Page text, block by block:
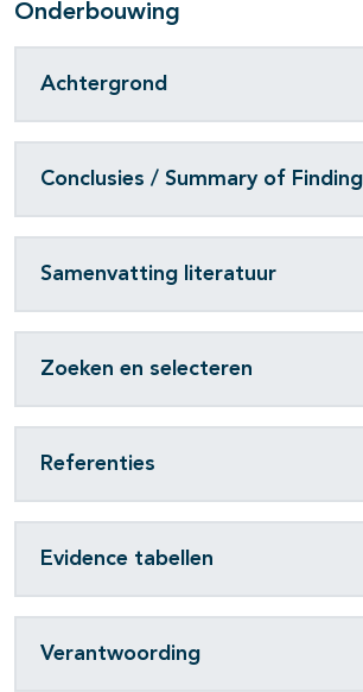
Onderbouwing
Achtergrond
Conclusies / Summary of
Samenvatting literatuur
Zoeken en selecteren
Referenties
Evidence tabellen
Verantwoording